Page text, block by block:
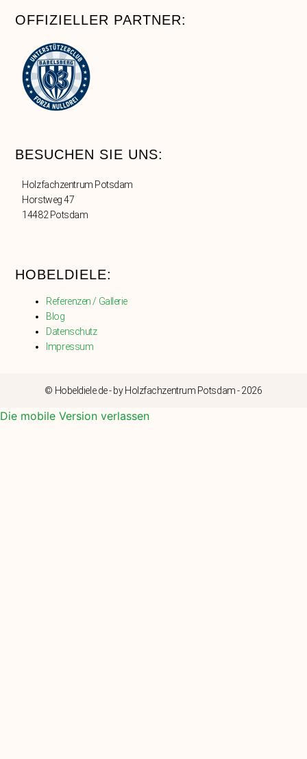
OFFIZIELLER PARTNER:
BESUCHEN SIE UNS:
Holzfachzentrum Potsdam
Horstweg 47
14482 Potsdam
HOBELDIELE:
Referenzen / Gallerie
Blog
Datenschutz
Impressum
© Hobeldiele.de - by Holzfachzentrum Potsdam - 2026
Die mobile Version verlassen